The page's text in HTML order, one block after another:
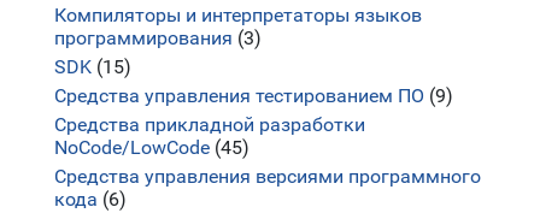
Компиляторы и интерпретаторы языков
программирования (3)
SDK (15)
Средства управления тестированием ПО (9)
Средства прикладной разработки
NoCode/LowCode (45)
Средства управления версиями программного
кода (6)